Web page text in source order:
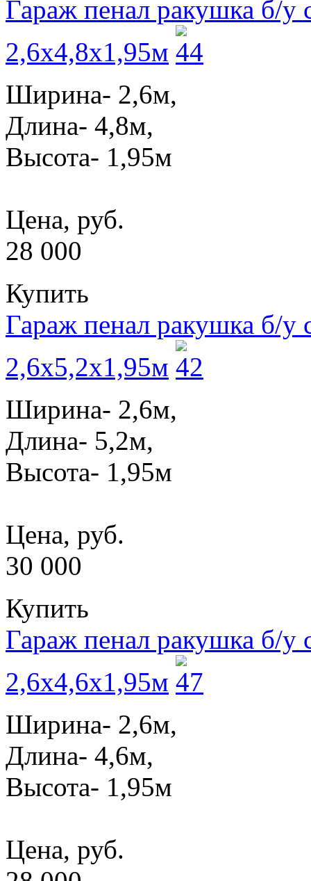
Гараж пенал ракушка б/
2,6x4,8x1,95м
Ширина- 2,6м,
Длина- 4,8м,
Высота- 1,95м
Цена, руб.
28 000
Купить
Гараж пенал ракушка б/
2,6x5,2x1,95м
Ширина- 2,6м,
Длина- 5,2м,
Высота- 1,95м
Цена, руб.
30 000
Купить
Гараж пенал ракушка б/
2,6х4,6x1,95м
Ширина- 2,6м,
Длина- 4,6м,
Высота- 1,95м
Цена, руб.